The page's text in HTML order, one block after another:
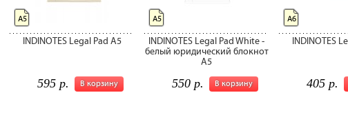
INDINOTES Legal Pad A5
В корзину
595 р.
А5
INDINOTES Legal Pad White -
белый юридический блокнот
А5
В корзину
550 р.
А5
INDINOTES
405 р.
А6